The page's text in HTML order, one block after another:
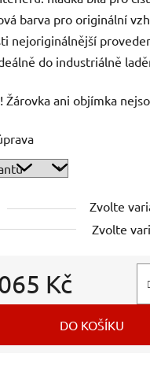
barva pro originální
nejoriginálnější
do industriálně
Žárovka ani objímka
Zvolte
Zvolte
Kč
DO KOŠÍKU